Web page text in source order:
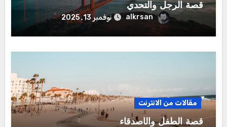
قصة الرجل والتحدي
alkrsan نوفمبر 13, 2025
مقالات من الانترنت
قصة الطفل والأصدقاء